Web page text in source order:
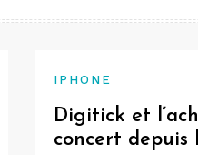
IPHONE
Digitick et
concert depuis